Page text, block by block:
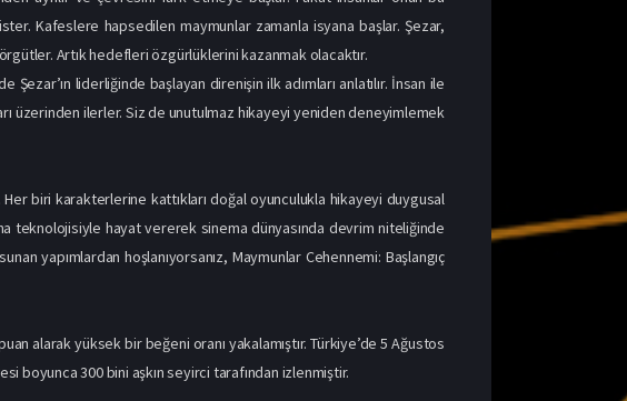
Kafeslere hapsedilen maymunlar zamanla isyana başlar. Şezar,
Artık hedefleri özgürlüklerini kazanmak olacaktır.
liderliğinde başlayan direnişin ilk adımları anlatılır. İnsan ile
üzerinden ilerler. Siz de unutulmaz hikayeyi yeniden deneyimlemek
biri karakterlerine kattıkları doğal oyunculukla hikayeyi duygusal
teknolojisiyle hayat vererek sinema dünyasında devrim niteliğinde
yapımlardan hoşlanıyorsanız, Maymunlar Cehennemi: Başlangıç
alarak yüksek bir beğeni oranı yakalamıştır. Türkiye’de 5 Ağustos
boyunca 300 bini aşkın seyirci tarafından izlenmiştir.